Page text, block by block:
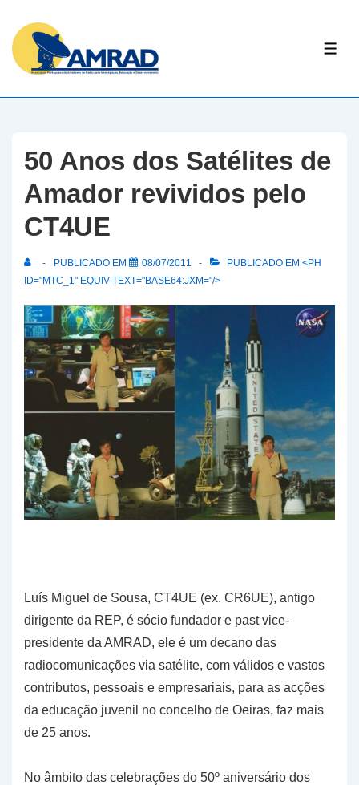
Skip
Content
50 Anos dos Satélites de
Amador revividos pelo
CT4UE
PUBLICADO EM 08/07/2011
PUBLICADO EM <PH
ID="MTC_1" EQUIV-TEXT="BASE64:JXM="/>
Luís Miguel de Sousa, CT4UE (ex. CR6UE), antigo
dirigente da REP, é sócio fundador e past vice-
presidente da AMRAD, ele é um decano das
radiocomunicações via satélite, com válidos e vastos
contributos, pessoais e empresariais, para as acções
da educação juvenil no concelho de Oeiras, faz mais
de 25 anos.
No âmbito das celebrações do 50º aniversário dos